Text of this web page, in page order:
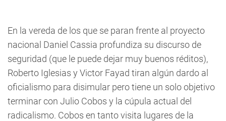
En la vereda de los que se paran frente al proyecto
nacional Daniel Cassia profundiza su discurso de
seguridad (que le puede dejar muy buenos réditos),
Roberto Iglesias y Victor Fayad tiran algún dardo al
oficialismo para disimular pero tiene un solo objetivo
terminar con Julio Cobos y la cúpula actual del
radicalismo. Cobos en tanto visita lugares de la